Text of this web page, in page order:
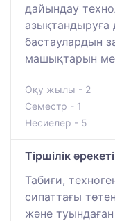
дайындау
азықтандыруға
бастаулардын
машықтарын
Оқу жылы - 2
Семестр - 1
Несиелер - 5
Тіршілік
Табиғи,
сипаттағы
және